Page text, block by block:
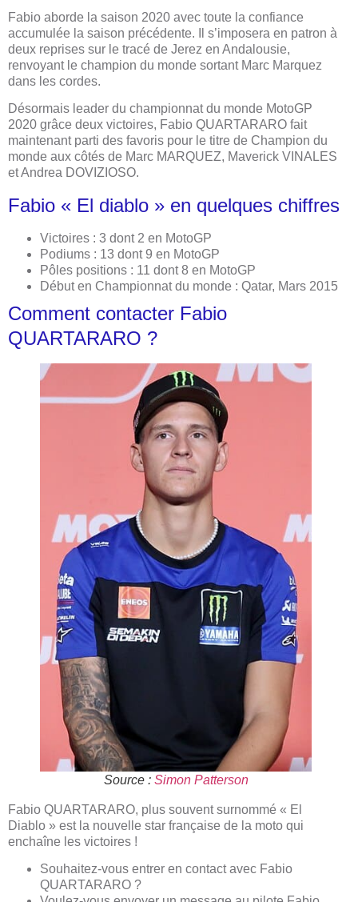
Fabio aborde la saison 2020 avec toute la confiance
accumulée la saison précédente. Il s’imposera en patron à
deux reprises sur le tracé de Jerez en Andalousie,
renvoyant le champion du monde sortant Marc Marquez
dans les cordes.
Désormais leader du championnat du monde MotoGP
2020 grâce deux victoires, Fabio QUARTARARO fait
maintenant parti des favoris pour le titre de Champion du
monde aux côtés de Marc MARQUEZ, Maverick VINALES
et Andrea DOVIZIOSO.
Fabio « El diablo » en quelques chiffres
Victoires : 3 dont 2 en MotoGP
Podiums : 13 dont 9 en MotoGP
Pôles positions : 11 dont 8 en MotoGP
Début en Championnat du monde : Qatar, Mars 2015
Comment contacter Fabio
QUARTARARO ?
Source : Simon Patterson
Fabio QUARTARARO, plus souvent surnommé « El
Diablo » est la nouvelle star française de la moto qui
enchaîne les victoires !
Souhaitez-vous entrer en contact avec Fabio
QUARTARARO ?